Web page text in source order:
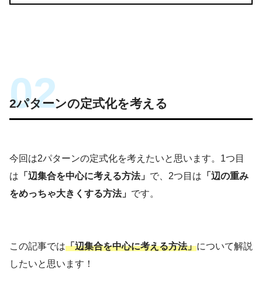
2パターンの定式化を考える
今回は2パターンの定式化を考えたいと思います。1つ目
は 「辺集合を中心に考える方法」 で、2つ目は 「辺の重み
をめっちゃ大きくする方法」 です。
この記事では「辺集合を中心に考える方法」について解説
したいと思います！